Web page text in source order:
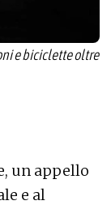
e biciclette oltre
un appello
e al